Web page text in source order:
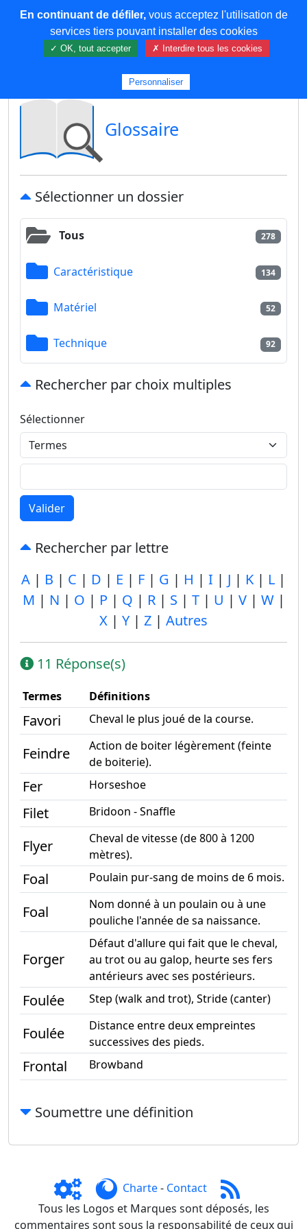
COREMA
Glossaire
Sélectionner un dossier
Tous 278
Caractéristique 134
Matériel 52
Technique 92
Rechercher par choix multiples
Sélectionner
Valider
Rechercher par lettre
A | B | C | D | E | F | G | H | I | J | K | L |
M | N | O | P | Q | R| S | T| U | V| W|
X | Y | Z | Autres
11 Réponse(s)
Termes Définitions
Favori Cheval le plus joué de la course.
Feindre
Action de boiter légèrement (feinte
de boiterie).
Fer Horseshoe
Filet Bridoon - Snaffle
Flyer
Cheval de vitesse (de 800 à 1200
mètres).
Foal Poulain pur-sang de moins de 6 mois.
Foal
Nom donné à un poulain ou à une
pouliche l'année de sa naissance.
Forger
Défaut d'allure qui fait que le cheval,
au trot ou au galop, heurte ses fers
antérieurs avec ses postérieurs.
Foulée Step (walk and trot), Stride (canter)
Foulée
Distance entre deux empreintes
successives des pieds.
Frontal Browband
Soumettre une définition
Charte- Contact
Tous les Logos et Marques sont déposés, les
commentaires sont sous la responsabilité de ceux qui
En continuant de défiler,vous acceptez l'utilisation de
services tiers pouvant installer des cookies
✓ OK, tout accepter ✗ Interdire tous les cookies
Personnaliser